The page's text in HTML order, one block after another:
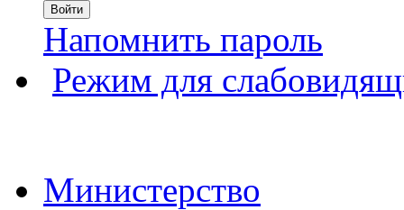
Войти
Напомнить пароль
Режим для
Министерство